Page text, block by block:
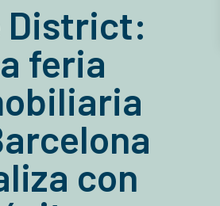
District:
feria
con